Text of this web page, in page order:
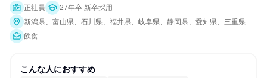
正社員
27年卒 新卒採用
新潟県、富山県、石川県、福井県、岐阜県、静岡県、愛知県、三重県
飲食
こんな人におすすめ